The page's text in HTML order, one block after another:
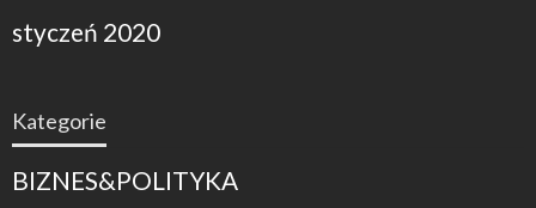
styczeń 2020
Kategorie
BIZNES&POLITYKA